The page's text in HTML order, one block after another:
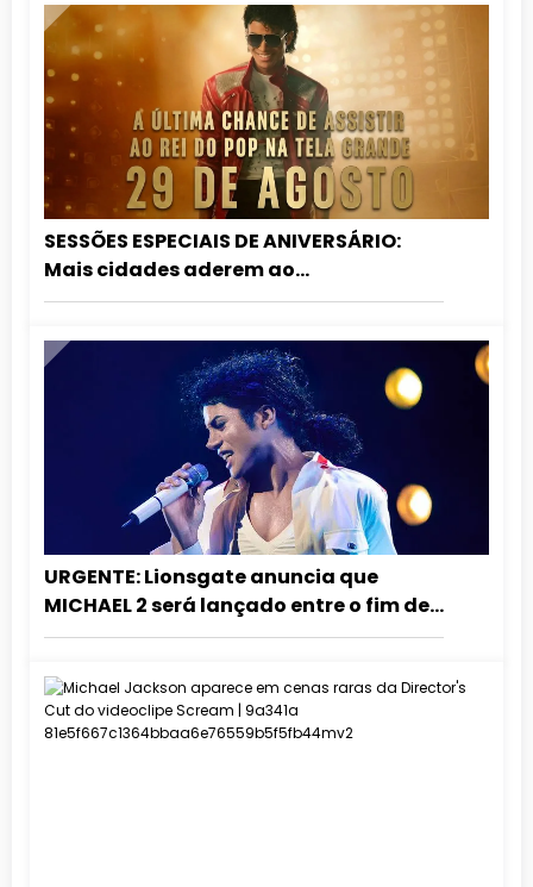
SESSÕES ESPECIAIS DE ANIVERSÁRIO:
Mais cidades aderem ao
relançamento de MICHAEL nos
URGENTE: Lionsgate anuncia que
MICHAEL 2 será lançado entre o fim de
2027 e o início de 2028!